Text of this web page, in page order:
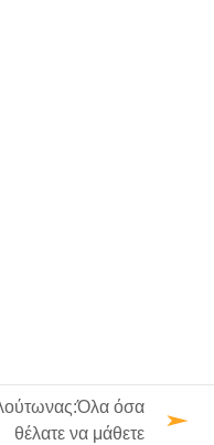
όσα
θέλατε να μάθετε